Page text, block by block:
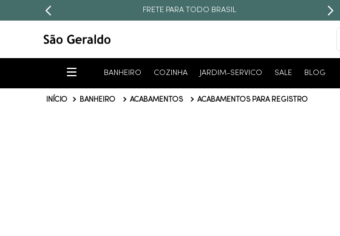
FRETE PARA TODO BRASIL
BANHEIRO COZINHA JARDIM-SERVICO SALE BLOG
BANHEIRO ACABAMENTOS ACABAMENTOS PARA REGISTRO